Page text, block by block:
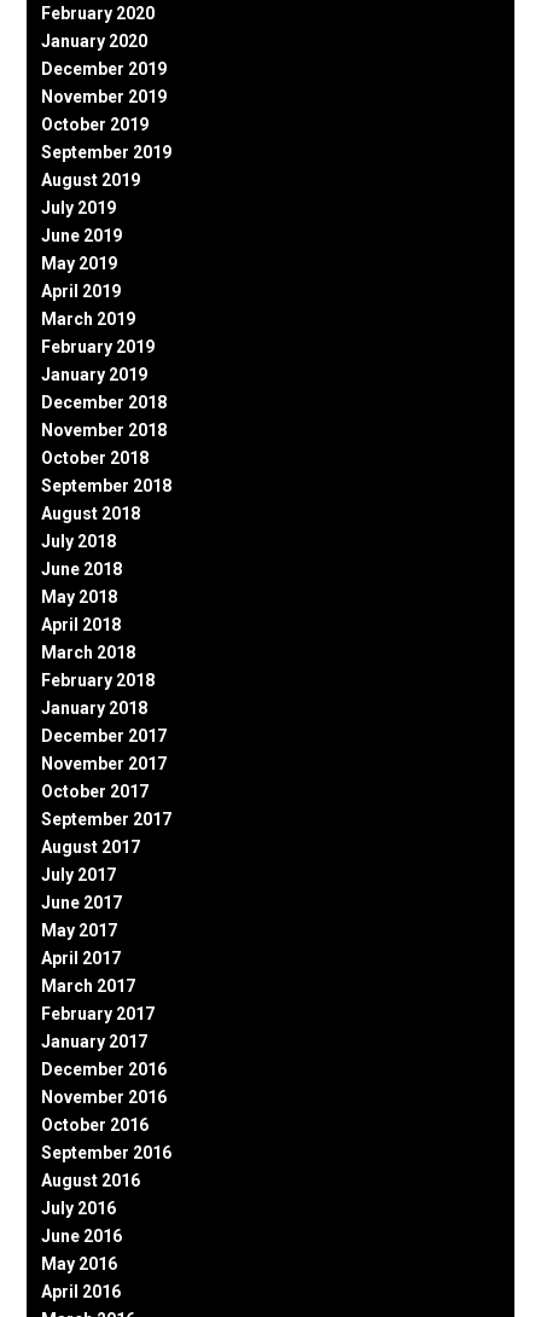
February 2020
January 2020
December 2019
November 2019
October 2019
September 2019
August 2019
July 2019
June 2019
May 2019
April 2019
March 2019
February 2019
January 2019
December 2018
November 2018
October 2018
September 2018
August 2018
July 2018
June 2018
May 2018
April 2018
March 2018
February 2018
January 2018
December 2017
November 2017
October 2017
September 2017
August 2017
July 2017
June 2017
May 2017
April 2017
March 2017
February 2017
January 2017
December 2016
November 2016
October 2016
September 2016
August 2016
July 2016
June 2016
May 2016
April 2016